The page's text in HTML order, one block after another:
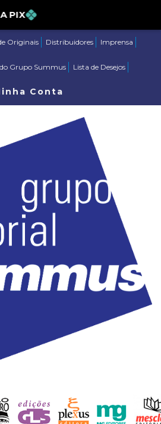
VIA PIX
Originais Distribuidores Imprensa
Grupo Summus Lista de Desejos
Conta